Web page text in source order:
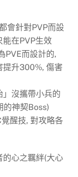
會針對PVP而設
能在PVP生效
PVE而設計的,
提升300%, 傷害
」沒攜帶小兵的
的神契Boss)
醒技, 對攻略各
的心之羈絆(大心